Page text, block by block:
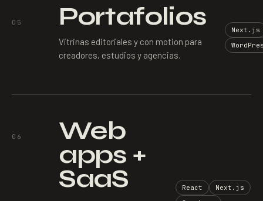
05 Portafolios
Vitrinas editoriales y con motion para
creadores, estudios y agencias.
Next.js
06 Web
apps +
SaaS React
Next.js